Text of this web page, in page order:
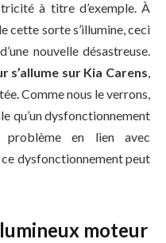
à titre d’exemple. À
cette sorte s’illumine, ceci
nouvelle désastreuse.
s’allume sur Kia Carens
Comme nous le verrons,
qu’un dysfonctionnement
problème en lien avec
dysfonctionnement peut
moteur